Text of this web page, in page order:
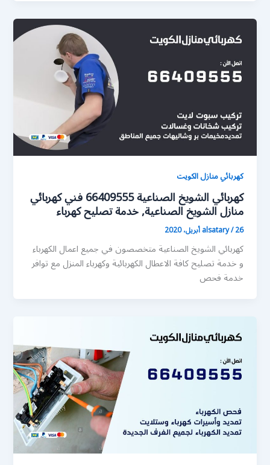
كهربائي منازل الكويت
كهربائي الشويخ الصناعية 66409555 فني كهربائي
منازل الشويخ الصناعية, خدمة تصليح كهرباء
alsatary/26 أبريل، 2020
كهربائي الشويخ الصناعية متخصصون في جميع اعمال الكهرباء
و خدمة تصليح كافة الاعطال الكهربائية وكهرباء المنزل مع توافر
خدمة فحص